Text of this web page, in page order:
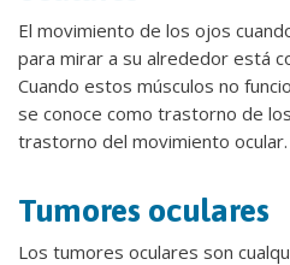
El movimiento de los ojos
para mirar a su alrededor está
Cuando estos músculos no
se conoce como trastorno de
trastorno del movimiento ocular.
Tumores oculares
Los tumores oculares son